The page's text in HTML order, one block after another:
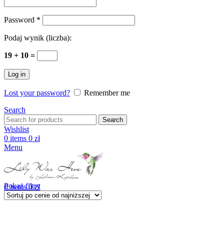
Password *
Podaj wynik (liczba):
19 + 10 =
Log in
Lost your password?
Remember me
Search
Search
Wishlist
0 items 0 zł
Menu
0items 0zł
Pokaż filtry